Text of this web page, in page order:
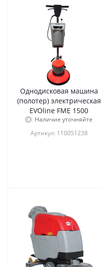
Однодисковая машина
(полотер) электрическая
EVOline FME 1500
Наличие уточняйте
Артикул: 110051238